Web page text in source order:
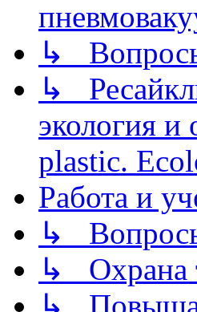
↳ Вопросы
↳
экология
plastic.
Работа и
↳ Вопросы
↳ Охрана